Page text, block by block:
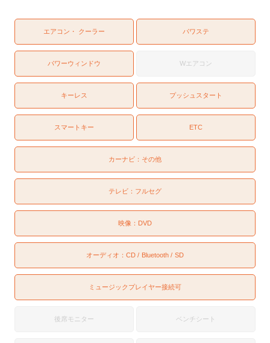
エアコン・ クーラー パワステ
パワーウィンドウ Wエアコン
キーレス プッシュスタート
スマートキー ETC
カーナビ： その他
テレビ： フルセグ
映像： DVD
オーディオ： CD Bluetooth SD
ミュージックプレイヤー接続可
後席モニター ベンチシート